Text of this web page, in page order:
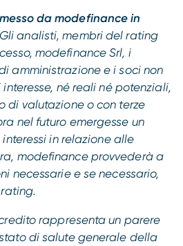
da modefinance in
analisti, membri del rating
modefinance Srl, i
amministrazione e i soci non
né reali né potenziali,
di valutazione o con terze
nel futuro emergesse un
in relazione alle
modefinance provvederà a
necessarie e se necessario,
rappresenta un parere
di salute generale della